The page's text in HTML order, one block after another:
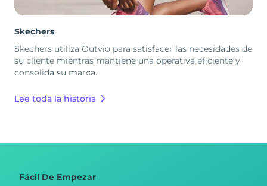
Skechers
Skechers utiliza Outvio para satisfacer las necesidades de
su cliente mientras mantiene una operativa eficiente y
consolida su marca.
Lee toda la historia
Fácil De Empezar